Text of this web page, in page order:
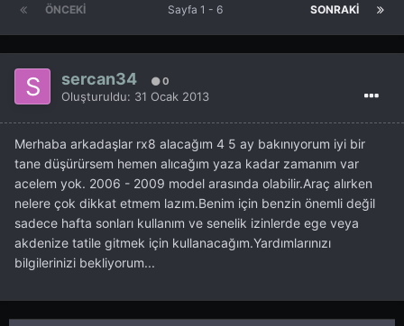
ÖNCEKI SONRAKI
Sayfa 1 - 6
sercan34 0
Oluşturuldu: 31 Ocak 2013
Merhaba arkadaşlar rx8 alacağım 4 5 ay bakınıyorum iyi bir
tane düşürürsem hemen alıcağım yaza kadar zamanım var
acelem yok. 2006 - 2009 model arasında olabilir.Araç alırken
nelere çok dikkat etmem lazım.Benim için benzin önemli değil
sadece hafta sonları kullanım ve senelik izinlerde ege veya
akdenize tatile gitmek için kullanacağım.Yardımlarınızı
bilgilerinizi bekliyorum...